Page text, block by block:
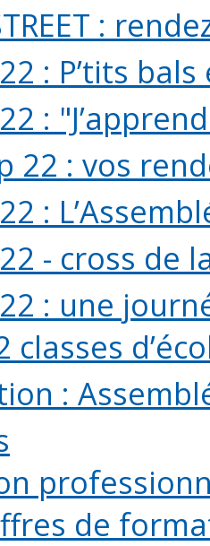
:
: P’tits
:
22 : vos
22 :
- cross de
: une
classes
:
de